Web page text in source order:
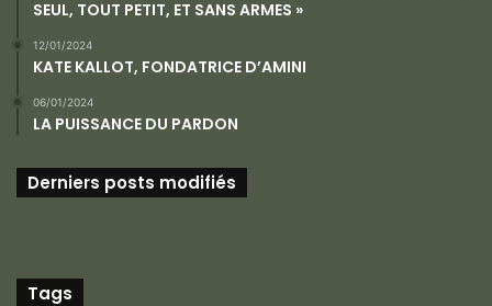
SEUL, TOUT PETIT, ET SANS ARMES »
12/01/2024
KATE KALLOT, FONDATRICE D’AMINI
06/01/2024
LA PUISSANCE DU PARDON
Derniers posts modifiés
Tags